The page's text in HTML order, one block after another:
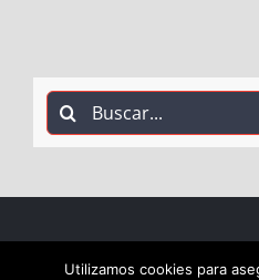
Buscar:
COPYRIGHT 2018
Utilizamos cookies para